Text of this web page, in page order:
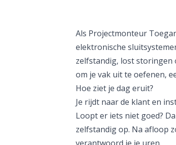
Als Projectmonteur
elektronische
zelfstandig, lost storingen
om je vak uit te oefenen,
Hoe ziet je dag eruit?
Je rijdt naar de klant en
Loopt er iets niet goed?
zelfstandig op. Na afloop